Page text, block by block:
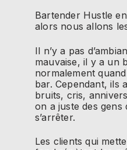
Bartender Hustle
alors nous allons
Il n’y a pas
mauvaise, il y a un
normalement
bar. Cependant, ils
bruits, cris,
on a juste des gens
s’arrêter.
Les clients qui